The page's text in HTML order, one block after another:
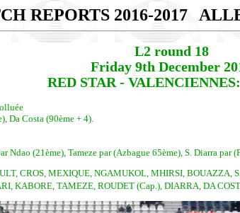
REPORTS 2016-2017
L2 round 18
Friday 9th December
RED STAR -
Da Costa (90ème + 4).
(21ème), Tameze par (Azbague 65ème), S. Diarra par
CROS, MEXIQUE, NGAMUKOL, MHIRSI,
KABORE, TAMEZE, ROUDET (Cap.), DIARRA, DA